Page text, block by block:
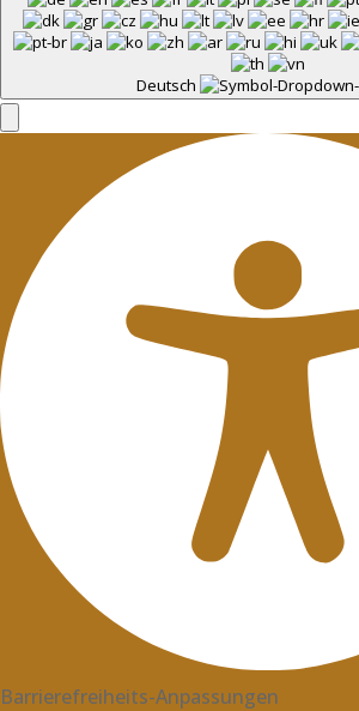
Deutsch
Barrierefreiheits-Anpassungen